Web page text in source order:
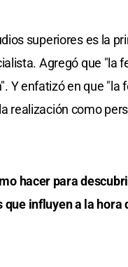
superiores es la
Agregó que "la
Y enfatizó en que
realización como
hacer para
que influyen a la